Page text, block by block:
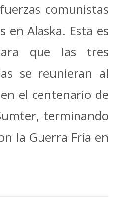
comunistas
en Alaska. Esta es
que las tres
se reunieran al
el centenario de
terminando
la Guerra Fría en